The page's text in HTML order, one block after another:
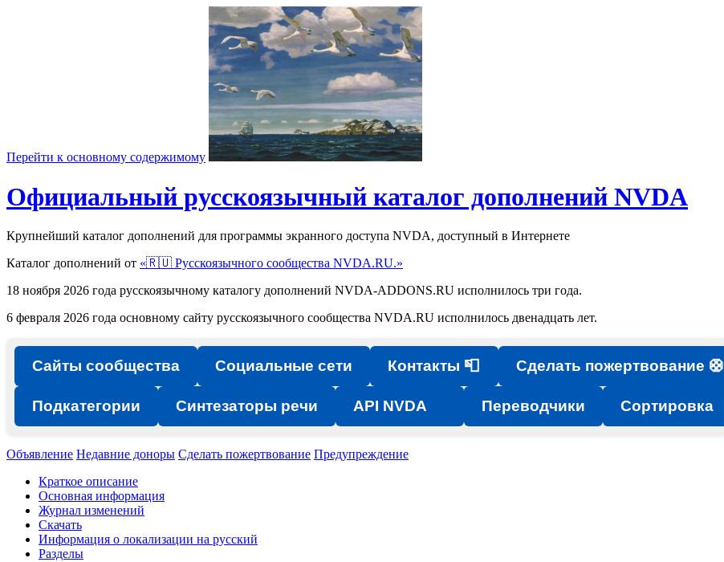
Перейти к основному содержимому
Официальный русскоязычный каталог дополнений NVDA
Крупнейший каталог дополнений для программы экранного доступа NVDA, доступный в Интернете
Каталог дополнений от «🇷🇺 Русскоязычного сообщества NVDA.RU.»
18 ноября 2026 года русскоязычному каталогу дополнений NVDA-ADDONS.RU исполнилось три года.
6 февраля 2026 года основному сайту русскоязычного сообщества NVDA.RU исполнилось двенадцать лет.
Сайты сообщества Социальные сети Контакты 📮 Сделать пожертвование 🛟
Подкатегории Синтезаторы речи API NVDA Переводчики Сортировка
Объявление Недавние доноры Сделать пожертвование Предупреждение
Краткое описание
Основная информация
Журнал изменений
Скачать
Информация о локализации на русский
Разделы